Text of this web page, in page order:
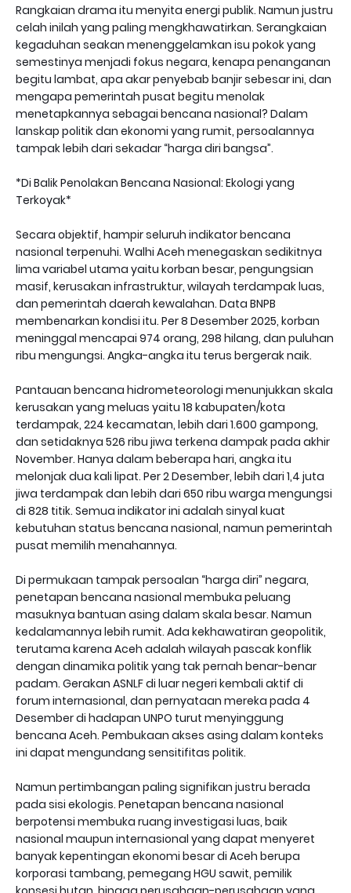
Rangkaian drama itu menyita energi publik. Namun justru
celah inilah yang paling mengkhawatirkan. Serangkaian
kegaduhan seakan menenggelamkan isu pokok yang
semestinya menjadi fokus negara, kenapa penanganan
begitu lambat, apa akar penyebab banjir sebesar ini, dan
mengapa pemerintah pusat begitu menolak
menetapkannya sebagai bencana nasional? Dalam
lanskap politik dan ekonomi yang rumit, persoalannya
tampak lebih dari sekadar “harga diri bangsa”.
*Di Balik Penolakan Bencana Nasional: Ekologi yang
Terkoyak*
Secara objektif, hampir seluruh indikator bencana
nasional terpenuhi. Walhi Aceh menegaskan sedikitnya
lima variabel utama yaitu korban besar, pengungsian
masif, kerusakan infrastruktur, wilayah terdampak luas,
dan pemerintah daerah kewalahan. Data BNPB
membenarkan kondisi itu. Per 8 Desember 2025, korban
meninggal mencapai 974 orang, 298 hilang, dan puluhan
ribu mengungsi. Angka-angka itu terus bergerak naik.
Pantauan bencana hidrometeorologi menunjukkan skala
kerusakan yang meluas yaitu 18 kabupaten/kota
terdampak, 224 kecamatan, lebih dari 1.600 gampong,
dan setidaknya 526 ribu jiwa terkena dampak pada akhir
November. Hanya dalam beberapa hari, angka itu
melonjak dua kali lipat. Per 2 Desember, lebih dari 1,4 juta
jiwa terdampak dan lebih dari 650 ribu warga mengungsi
di 828 titik. Semua indikator ini adalah sinyal kuat
kebutuhan status bencana nasional, namun pemerintah
pusat memilih menahannya.
Di permukaan tampak persoalan “harga diri” negara,
penetapan bencana nasional membuka peluang
masuknya bantuan asing dalam skala besar. Namun
kedalamannya lebih rumit. Ada kekhawatiran geopolitik,
terutama karena Aceh adalah wilayah pascak konflik
dengan dinamika politik yang tak pernah benar-benar
padam. Gerakan ASNLF di luar negeri kembali aktif di
forum internasional, dan pernyataan mereka pada 4
Desember di hadapan UNPO turut menyinggung
bencana Aceh. Pembukaan akses asing dalam konteks
ini dapat mengundang sensitifitas politik.
Namun pertimbangan paling signifikan justru berada
pada sisi ekologis. Penetapan bencana nasional
berpotensi membuka ruang investigasi luas, baik
nasional maupun internasional yang dapat menyeret
banyak kepentingan ekonomi besar di Aceh berupa
korporasi tambang, pemegang HGU sawit, pemilik